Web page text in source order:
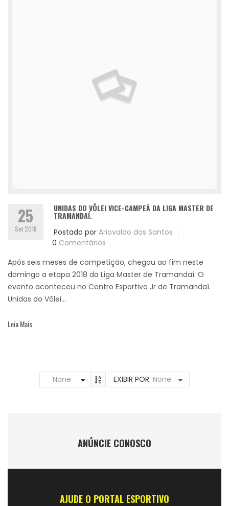
25
Set 2018
UNIDAS DO VÔLEI VICE-CAMPEÃ DA LIGA MASTER DE
TRAMANDAÍ.
Postado por Ariovaldo dos Santos
0 Comentários
Após seis meses de competição, chegou ao fim neste
domingo a etapa 2018 da Liga Master de Tramandaí. O
evento aconteceu no Centro Esportivo Jr de Tramandaí.
Unidas do Vôlei...
Leia Mais
None EXIBIR POR: None
ANÚNCIE CONOSCO
AJUDE O PORTAL ESPORTIVO